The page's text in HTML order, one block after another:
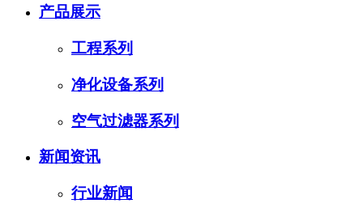
产品展示
工程系列
净化设备系列
空气过滤器系列
新闻资讯
行业新闻